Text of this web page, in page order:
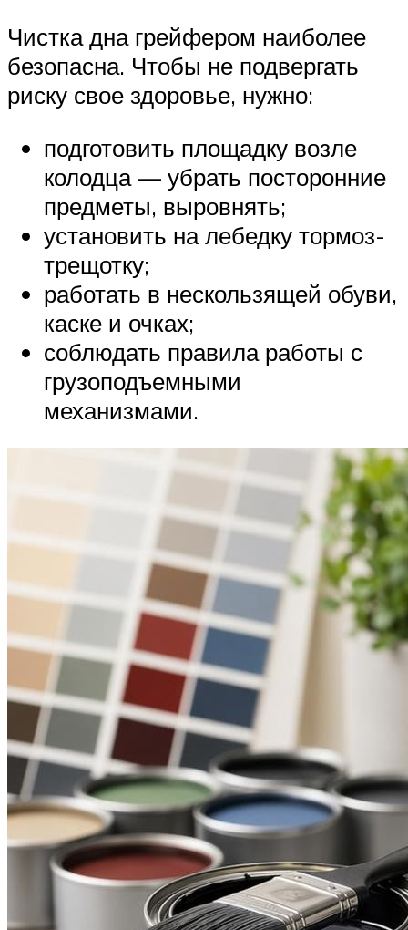
Чистка дна грейфером наиболее
безопасна. Чтобы не подвергать
риску свое здоровье, нужно:
подготовить площадку возле
колодца — убрать посторонние
предметы, выровнять;
установить на лебедку тормоз-
трещотку;
работать в нескользящей обуви,
каске и очках;
соблюдать правила работы с
грузоподъемными
механизмами.